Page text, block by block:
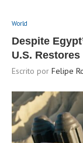
World
Despite
U.S.
Escrito por Felipe